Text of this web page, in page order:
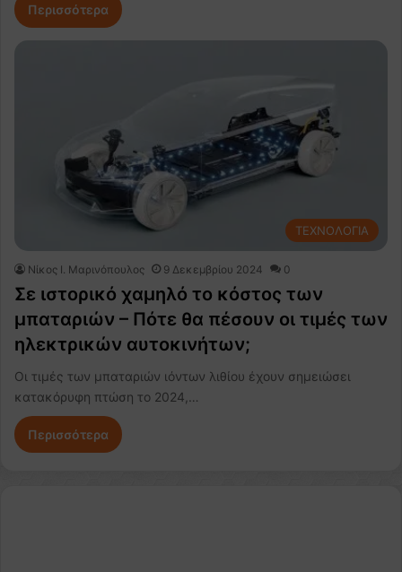
Περισσότερα
ΤΕΧΝΟΛΟΓΙΑ
Nίκος Ι. Mαρινόπουλος 9 Δεκεμβρίου 2024 0
Σε ιστορικό χαμηλό το κόστος των
μπαταριών – Πότε θα πέσουν οι τιμές των
ηλεκτρικών αυτοκινήτων;
Οι τιμές των μπαταριών ιόντων λιθίου έχουν σημειώσει
κατακόρυφη πτώση το 2024,…
Περισσότερα